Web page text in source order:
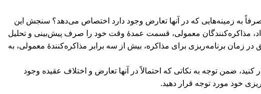
صرفاً به زمینه‌هایی که در آنها تعارض وجود دارد اختصاص می‌‌دهد؟ سنجش این
مذاکره‌کنندگان معمولی، قسمت عمدۀ وقت خود را صرف پیش‌بینی و تحلیل
در زمان برنامه‌ریزی برای مذاکره، بیش از سه برابر مذاکره‌کنندۀ معمولی، به
کنید، ضمن توجه به نکاتی که احتمالاً در آنها تعارض و اختلاف عقیده وجود
خود مورد توجه قرار دهید.